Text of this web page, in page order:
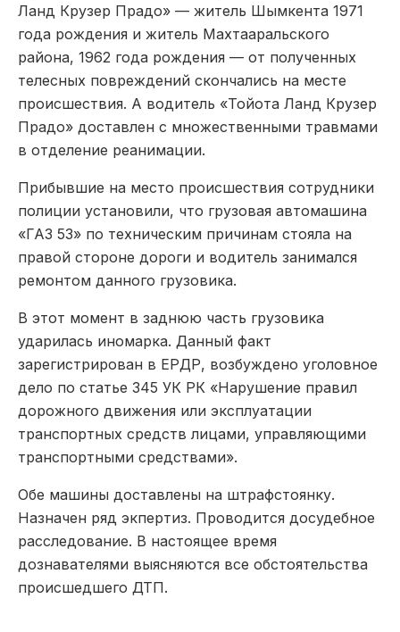
Ланд Крузер Прадо» — житель Шымкента 1971
года рождения и житель Махтааральского
района, 1962 года рождения — от полученных
телесных повреждений скончались на месте
происшествия. А водитель «Тойота Ланд Крузер
Прадо» доставлен с множественными травмами
в отделение реанимации.
Прибывшие на место происшествия сотрудники
полиции установили, что грузовая автомашина
«ГАЗ 53» по техническим причинам стояла на
правой стороне дороги и водитель занимался
ремонтом данного грузовика.
В этот момент в заднюю часть грузовика
ударилась иномарка. Данный факт
зарегистрирован в ЕРДР, возбуждено уголовное
дело по статье 345 УК РК «Нарушение правил
дорожного движения или эксплуатации
транспортных средств лицами, управляющими
транспортными средствами».
Обе машины доставлены на штрафстоянку.
Назначен ряд экпертиз. Проводится досудебное
расследование. В настоящее время
дознавателями выясняются все обстоятельства
происшедшего ДТП.